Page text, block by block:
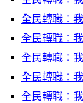
全民轉職：
全民轉職：
全民轉職：
全民轉職：
全民轉職：